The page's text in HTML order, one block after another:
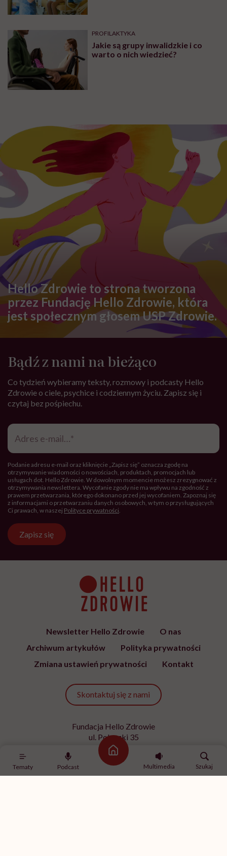
Tematy Podcast
Strona główna
Multimedia
Szukaj
PROFILAKTYKA
Jakie są grupy inwalidzkie i co
warto o nich wiedzieć?
Hello Zdrowie to strona tworzona
przez Fundację Hello Zdrowie, która
jest społecznym głosem USP Zdrowie.
Bądź z nami na bieżąco
Co tydzień wybieramy teksty, rozmowy i podcasty Hello
Zdrowie o ciele, psychice i codziennym życiu. Zapisz się i
czytaj bez pośpiechu.
Adres
mail*
Podanie adresu e-mail oraz kliknięcie „Zapisz się” oznacza zgodę na
otrzymywanie wiadomości o nowościach, produktach, promocjach lub
usługach dot. Hello Zdrowie. W dowolnym momencie możesz zrezygnować z
otrzymywania newslettera. Wycofanie zgody nie ma wpływu na zgodność z
prawem przetwarzania, którego dokonano przed jej wycofaniem. Zapoznaj się
z informacjami o przetwarzaniu danych osobowych, w tym o przysługujących
Ci prawach, w naszej Polityce prywatności.
Zapisz się
Newsletter Hello Zdrowie
O nas
Archiwum artykułów
Polityka prywatności
Zmiana ustawień prywatności
Kontakt
Skontaktuj się z nami
Fundacja Hello Zdrowie
ul. Poleczki 35
02-822 Warszawa
NIP 9512613236
Kontakt z redakcją